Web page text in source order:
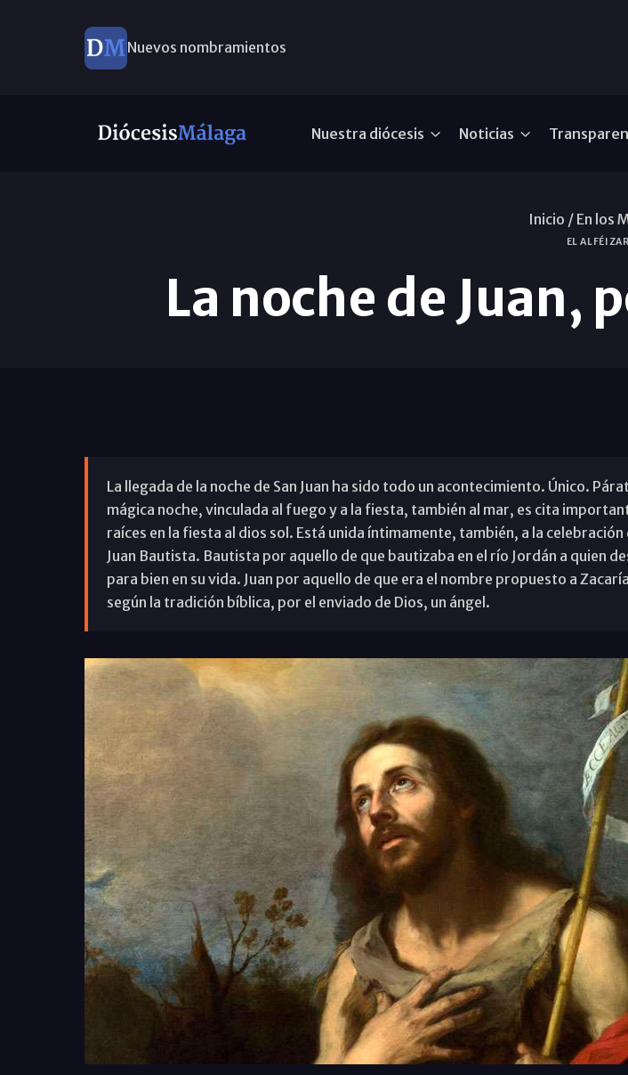
Nuevos nombramientos
Nuestra diócesis Noticias
Inicio / En los
EL ALFÉIZAR
La noche de Juan,
La llegada de la noche de San Juan ha sido todo un acontecimiento. Único.
mágica noche, vinculada al fuego y a la fiesta, también al mar, es cita
raíces en la fiesta al dios sol. Está unida íntimamente, también, a la
Juan Bautista. Bautista por aquello de que bautizaba en el río Jordán a quien
para bien en su vida. Juan por aquello de que era el nombre propuesto a
según la tradición bíblica, por el enviado de Dios, un ángel.